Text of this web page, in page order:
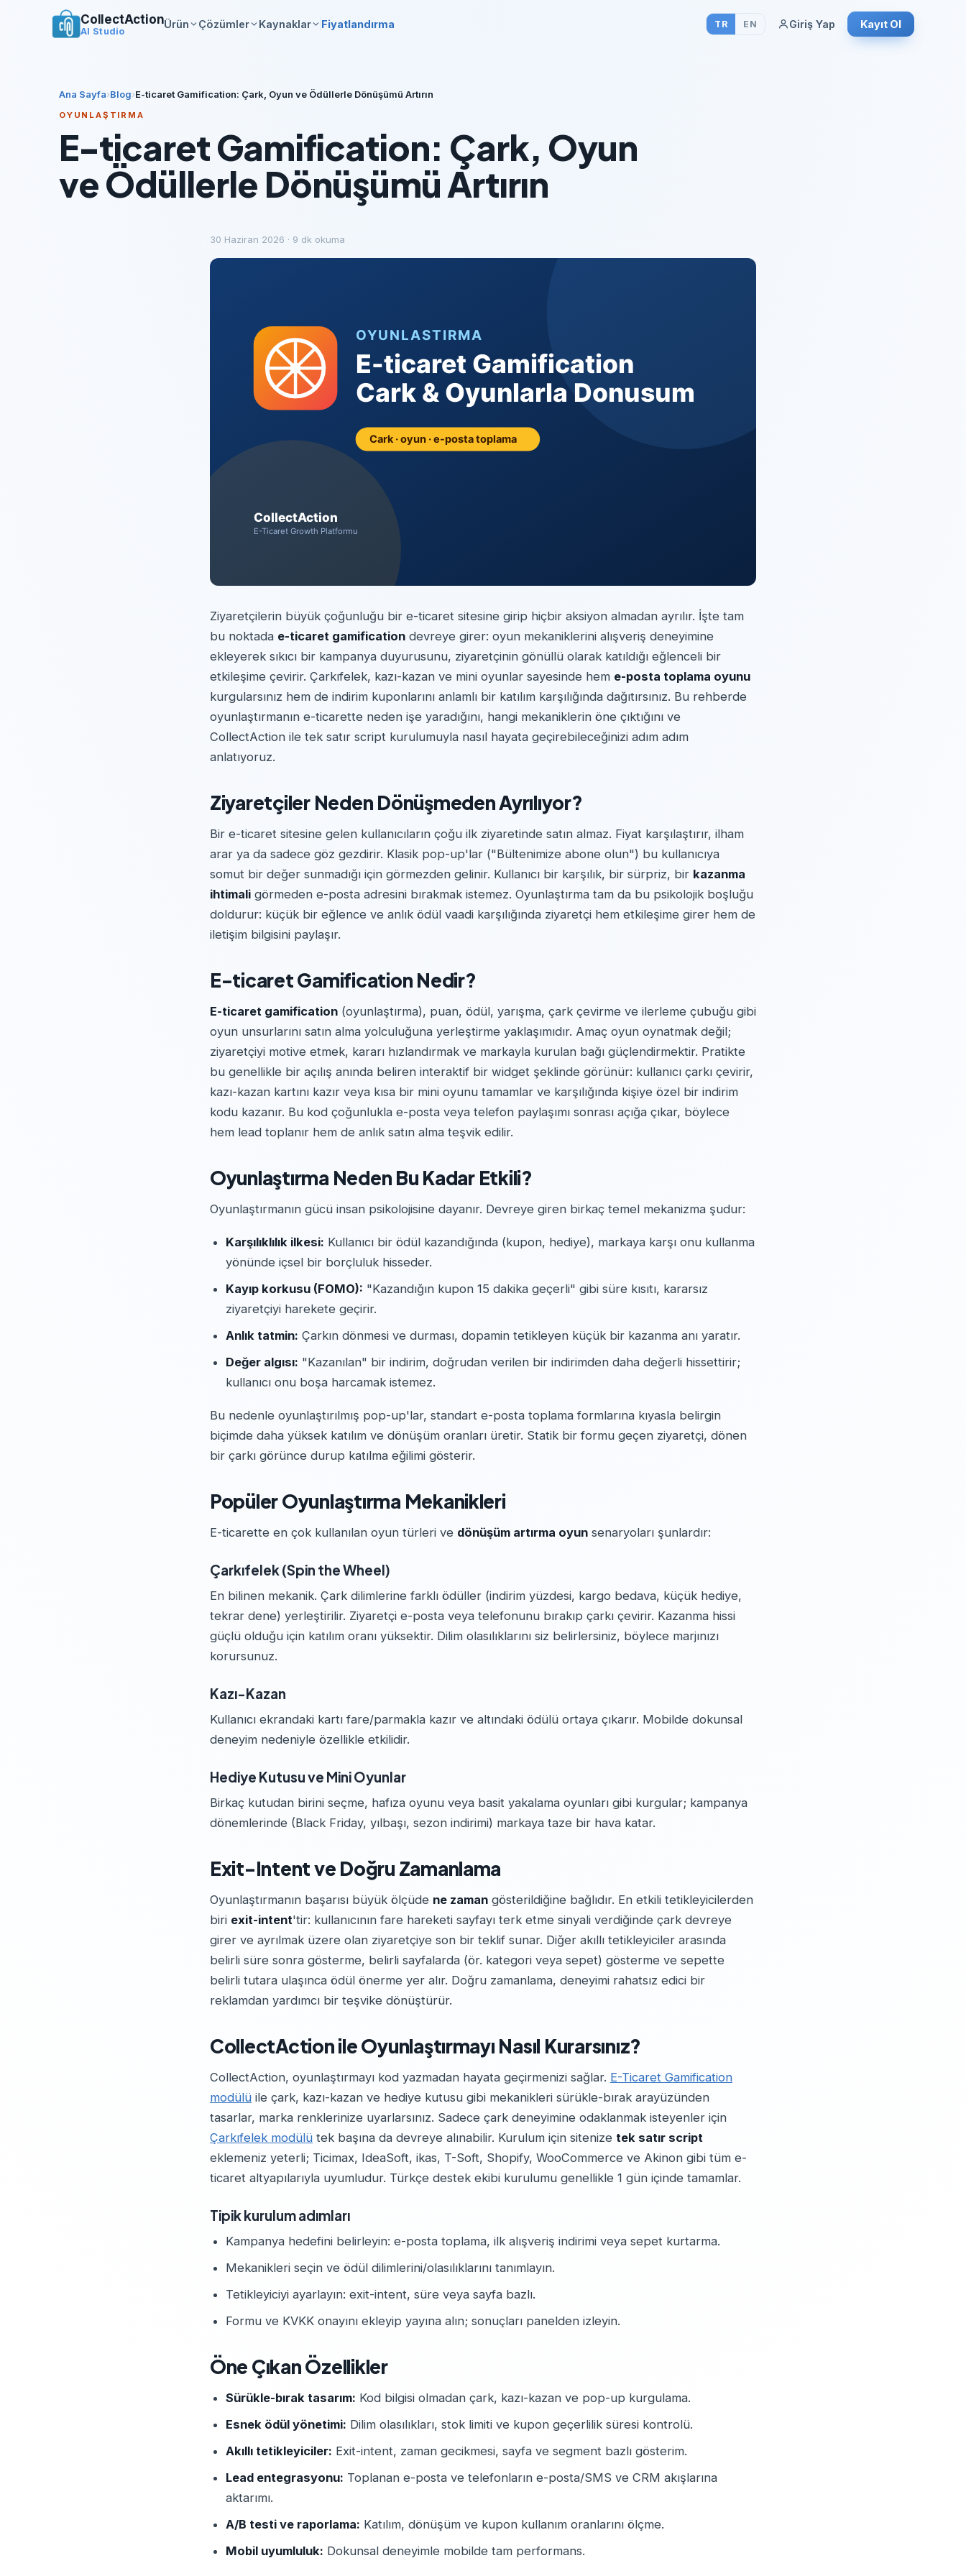
CollectAction
AI Studio
Ürün Çözümler Kaynaklar Fiyatlandırma TR EN Giriş Yap Kayıt Ol
Ana Sayfa›Blog›E-ticaret Gamification: Çark, Oyun ve Ödüllerle Dönüşümü Artırın
OYUNLAŞTIRMA
E-ticaret Gamification: Çark, Oyun
ve Ödüllerle Dönüşümü Artırın
30 Haziran 2026 · 9 dk okuma
Ziyaretçilerin büyük çoğunluğu bir e-ticaret sitesine girip hiçbir aksiyon almadan ayrılır. İşte tam
bu noktada e-ticaret gamification devreye girer: oyun mekaniklerini alışveriş deneyimine
ekleyerek sıkıcı bir kampanya duyurusunu, ziyaretçinin gönüllü olarak katıldığı eğlenceli bir
etkileşime çevirir. Çarkıfelek, kazı-kazan ve mini oyunlar sayesinde hem e-posta toplama oyunu
kurgularsınız hem de indirim kuponlarını anlamlı bir katılım karşılığında dağıtırsınız. Bu rehberde
oyunlaştırmanın e-ticarette neden işe yaradığını, hangi mekaniklerin öne çıktığını ve
CollectAction ile tek satır script kurulumuyla nasıl hayata geçirebileceğinizi adım adım
anlatıyoruz.
Ziyaretçiler Neden Dönüşmeden Ayrılıyor?
Bir e-ticaret sitesine gelen kullanıcıların çoğu ilk ziyaretinde satın almaz. Fiyat karşılaştırır, ilham
arar ya da sadece göz gezdirir. Klasik pop-up'lar ("Bültenimize abone olun") bu kullanıcıya
somut bir değer sunmadığı için görmezden gelinir. Kullanıcı bir karşılık, bir sürpriz, bir kazanma
ihtimali görmeden e-posta adresini bırakmak istemez. Oyunlaştırma tam da bu psikolojik boşluğu
doldurur: küçük bir eğlence ve anlık ödül vaadi karşılığında ziyaretçi hem etkileşime girer hem de
iletişim bilgisini paylaşır.
E-ticaret Gamification Nedir?
E-ticaret gamification (oyunlaştırma), puan, ödül, yarışma, çark çevirme ve ilerleme çubuğu gibi
oyun unsurlarını satın alma yolculuğuna yerleştirme yaklaşımıdır. Amaç oyun oynatmak değil;
ziyaretçiyi motive etmek, kararı hızlandırmak ve markayla kurulan bağı güçlendirmektir. Pratikte
bu genellikle bir açılış anında beliren interaktif bir widget şeklinde görünür: kullanıcı çarkı çevirir,
kazı-kazan kartını kazır veya kısa bir mini oyunu tamamlar ve karşılığında kişiye özel bir indirim
kodu kazanır. Bu kod çoğunlukla e-posta veya telefon paylaşımı sonrası açığa çıkar, böylece
hem lead toplanır hem de anlık satın alma teşvik edilir.
Oyunlaştırma Neden Bu Kadar Etkili?
Oyunlaştırmanın gücü insan psikolojisine dayanır. Devreye giren birkaç temel mekanizma şudur:
Karşılıklılık ilkesi: Kullanıcı bir ödül kazandığında (kupon, hediye), markaya karşı onu kullanma
yönünde içsel bir borçluluk hisseder.
Kayıp korkusu (FOMO): "Kazandığın kupon 15 dakika geçerli" gibi süre kısıtı, kararsız
ziyaretçiyi harekete geçirir.
Anlık tatmin: Çarkın dönmesi ve durması, dopamin tetikleyen küçük bir kazanma anı yaratır.
Değer algısı: "Kazanılan" bir indirim, doğrudan verilen bir indirimden daha değerli hissettirir;
kullanıcı onu boşa harcamak istemez.
Bu nedenle oyunlaştırılmış pop-up'lar, standart e-posta toplama formlarına kıyasla belirgin
biçimde daha yüksek katılım ve dönüşüm oranları üretir. Statik bir formu geçen ziyaretçi, dönen
bir çarkı görünce durup katılma eğilimi gösterir.
Popüler Oyunlaştırma Mekanikleri
E-ticarette en çok kullanılan oyun türleri ve dönüşüm artırma oyun senaryoları şunlardır:
Çarkıfelek (Spin the Wheel)
En bilinen mekanik. Çark dilimlerine farklı ödüller (indirim yüzdesi, kargo bedava, küçük hediye,
tekrar dene) yerleştirilir. Ziyaretçi e-posta veya telefonunu bırakıp çarkı çevirir. Kazanma hissi
güçlü olduğu için katılım oranı yüksektir. Dilim olasılıklarını siz belirlersiniz, böylece marjınızı
korursunuz.
Kazı-Kazan
Kullanıcı ekrandaki kartı fare/parmakla kazır ve altındaki ödülü ortaya çıkarır. Mobilde dokunsal
deneyim nedeniyle özellikle etkilidir.
Hediye Kutusu ve Mini Oyunlar
Birkaç kutudan birini seçme, hafıza oyunu veya basit yakalama oyunları gibi kurgular; kampanya
dönemlerinde (Black Friday, yılbaşı, sezon indirimi) markaya taze bir hava katar.
Exit-Intent ve Doğru Zamanlama
Oyunlaştırmanın başarısı büyük ölçüde ne zaman gösterildiğine bağlıdır. En etkili tetikleyicilerden
biri exit-intent'tir: kullanıcının fare hareketi sayfayı terk etme sinyali verdiğinde çark devreye
girer ve ayrılmak üzere olan ziyaretçiye son bir teklif sunar. Diğer akıllı tetikleyiciler arasında
belirli süre sonra gösterme, belirli sayfalarda (ör. kategori veya sepet) gösterme ve sepette
belirli tutara ulaşınca ödül önerme yer alır. Doğru zamanlama, deneyimi rahatsız edici bir
reklamdan yardımcı bir teşvike dönüştürür.
CollectAction ile Oyunlaştırmayı Nasıl Kurarsınız?
CollectAction, oyunlaştırmayı kod yazmadan hayata geçirmenizi sağlar. E-Ticaret Gamification
modülü ile çark, kazı-kazan ve hediye kutusu gibi mekanikleri sürükle-bırak arayüzünden
tasarlar, marka renklerinize uyarlarsınız. Sadece çark deneyimine odaklanmak isteyenler için
Çarkıfelek modülü tek başına da devreye alınabilir. Kurulum için sitenize tek satır script
eklemeniz yeterli; Ticimax, IdeaSoft, ikas, T-Soft, Shopify, WooCommerce ve Akinon gibi tüm e-
ticaret altyapılarıyla uyumludur. Türkçe destek ekibi kurulumu genellikle 1 gün içinde tamamlar.
Tipik kurulum adımları
Kampanya hedefini belirleyin: e-posta toplama, ilk alışveriş indirimi veya sepet kurtarma.
Mekanikleri seçin ve ödül dilimlerini/olasılıklarını tanımlayın.
Tetikleyiciyi ayarlayın: exit-intent, süre veya sayfa bazlı.
Formu ve KVKK onayını ekleyip yayına alın; sonuçları panelden izleyin.
Öne Çıkan Özellikler
Sürükle-bırak tasarım: Kod bilgisi olmadan çark, kazı-kazan ve pop-up kurgulama.
Esnek ödül yönetimi: Dilim olasılıkları, stok limiti ve kupon geçerlilik süresi kontrolü.
Akıllı tetikleyiciler: Exit-intent, zaman gecikmesi, sayfa ve segment bazlı gösterim.
Lead entegrasyonu: Toplanan e-posta ve telefonların e-posta/SMS ve CRM akışlarına
aktarımı.
A/B testi ve raporlama: Katılım, dönüşüm ve kupon kullanım oranlarını ölçme.
Mobil uyumluluk: Dokunsal deneyimle mobilde tam performans.